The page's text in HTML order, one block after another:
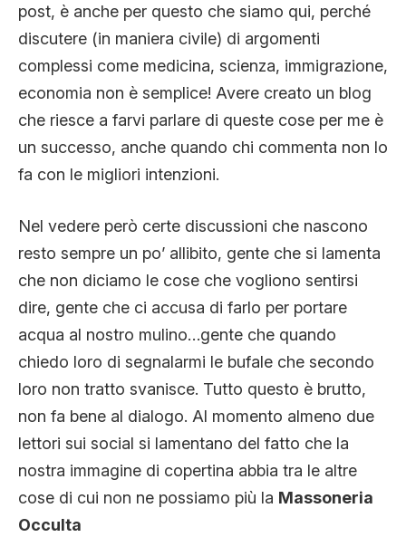
post, è anche per questo che siamo qui, perché
discutere (in maniera civile) di argomenti
complessi come medicina, scienza, immigrazione,
economia non è semplice! Avere creato un blog
che riesce a farvi parlare di queste cose per me è
un successo, anche quando chi commenta non lo
fa con le migliori intenzioni.
Nel vedere però certe discussioni che nascono
resto sempre un po’ allibito, gente che si lamenta
che non diciamo le cose che vogliono sentirsi
dire, gente che ci accusa di farlo per portare
acqua al nostro mulino…gente che quando
chiedo loro di segnalarmi le bufale che secondo
loro non tratto svanisce. Tutto questo è brutto,
non fa bene al dialogo. Al momento almeno due
lettori sui social si lamentano del fatto che la
nostra immagine di copertina abbia tra le altre
cose di cui non ne possiamo più la Massoneria
Occulta